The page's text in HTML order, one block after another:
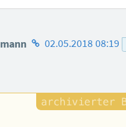
Homepage
02.05.2018 08:19